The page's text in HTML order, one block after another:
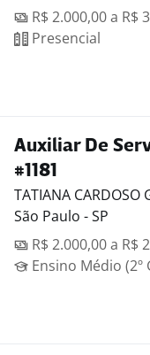
R$ 2.000,00 a R$
Presencial
Auxiliar De
#1181
TATIANA CARDOSO
São Paulo - SP
R$ 2.000,00 a R$
Ensino Médio (2º